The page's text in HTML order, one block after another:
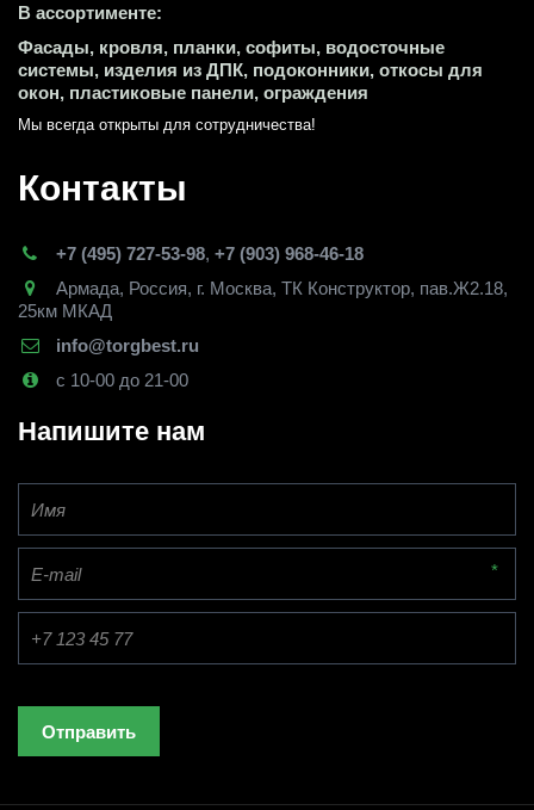
В ассортименте:
Фасады, кровля, планки, софиты, водосточные
системы, изделия из ДПК, подоконники, откосы для
окон, пластиковые панели, ограждения
Мы всегда открыты для сотрудничества!
Контакты
+7 (495) 727-53-98, +7 (903) 968-46-18
Армада, Россия, г. Москва, ТК Конструктор, пав.Ж2.18,
25км МКАД
info@torgbest.ru
с 10-00 до 21-00
Напишите нам
*
Отправить